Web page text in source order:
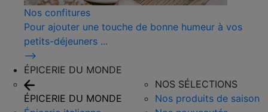
Nos confitures
Pour ajouter une touche de bonne humeur à vos
petits-déjeuners ...
⟶
ÉPICERIE DU MONDE
ÉPICERIE DU MONDE
NOS SÉLECTIONS
Nos produits de saison